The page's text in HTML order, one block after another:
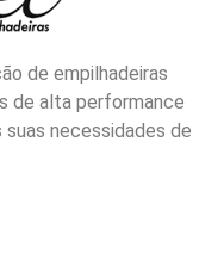
de empilhadeiras
de alta performance
necessidades de